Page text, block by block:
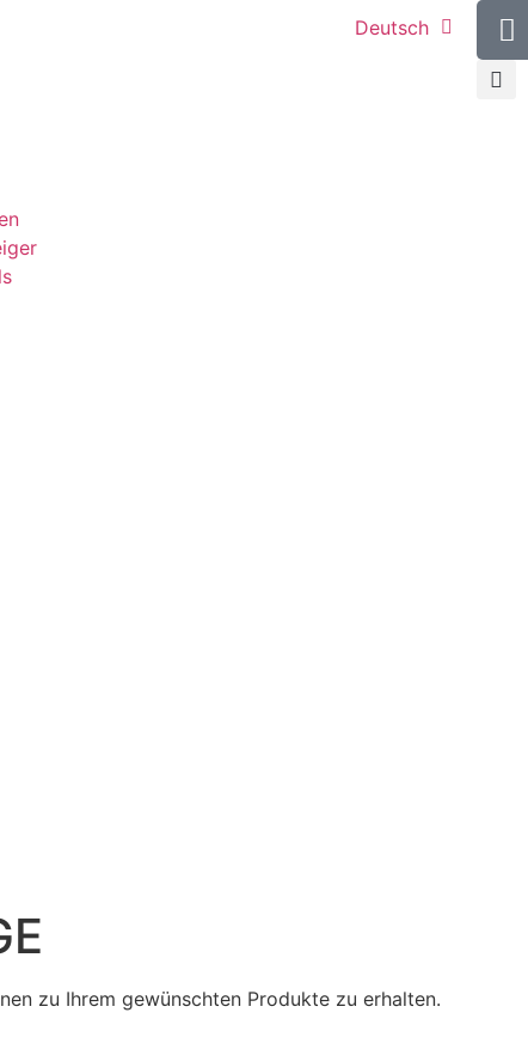
Deutsch
zu Ihrem gewünschten Produkte zu erhalten.